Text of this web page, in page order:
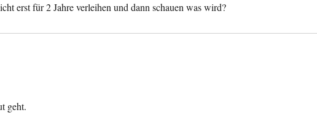
erst für 2 Jahre verleihen und dann schauen was wird?
geht.